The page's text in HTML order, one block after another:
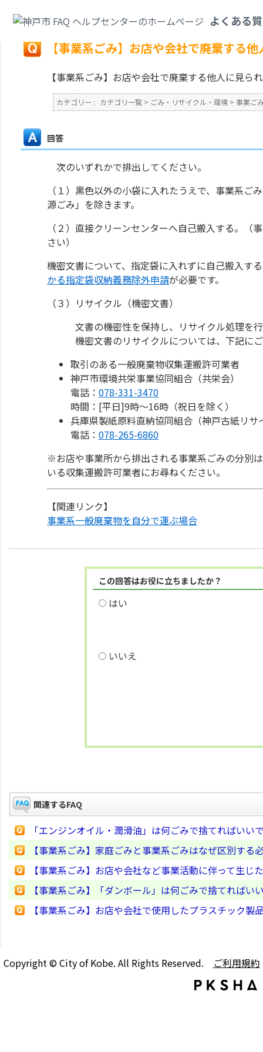
よくある
戻る
【事業系ごみ】お店や会社で廃棄する
【事業系ごみ】お店や会社で廃棄する他人に見ら
カテゴリー : カテゴリ一覧 > ごみ・リサイクル・環境 > 事業ご
回答
次のいずれかで排出してください。
（１）黒色以外の小袋に入れたうえで、事業系
源ごみ」を除きます。
（２）直接クリーンセンターへ自己搬入する。
さい）
機密文書について、指定袋に入れずに自己搬入す
かる指定袋収納義務除外申請が必要です。
（３）リサイクル（機密文書）
文書の機密性を保持し、リサイクル処理を行
機密文書のリサイクルについては、下記にご
取引のある一般廃棄物収集運搬許可業者
神戸市環境共栄事業協同組合（共栄会）
電話： 078-331-3470
時間：[平日]9時～16時（祝日を除く）
兵庫県製紙原料直納協同組合（神戸古紙リサ
電話： 078-265-6860
※お店や事業所から排出される事業系ごみの分別
いる収集運搬許可業者にお尋ねください。
【関連リンク】
事業系一般廃棄物を自分で運ぶ場合
この回答はお役に立ちましたか？
はい
いいえ
関連するFAQ
「エンジンオイル・潤滑油」は何ごみで捨てればいい
【事業系ごみ】家庭ごみと事業系ごみはなぜ区別する
【事業系ごみ】お店や会社など事業活動に伴って生じ
【事業系ごみ】「ダンボール」は何ごみで捨てればい
【事業系ごみ】お店や会社で使用したプラスチック製
Copyright © City of Kobe. All Rights Reserved. ご利用規約